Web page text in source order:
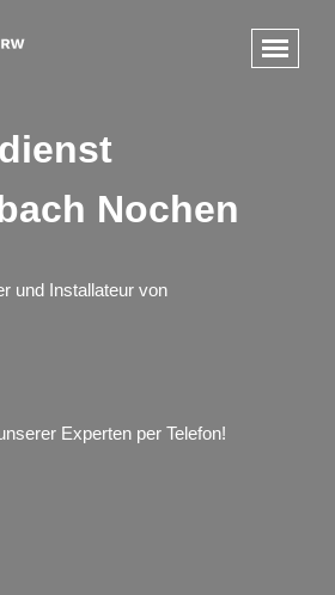
Nochen
und Installateur von
Experten per Telefon!